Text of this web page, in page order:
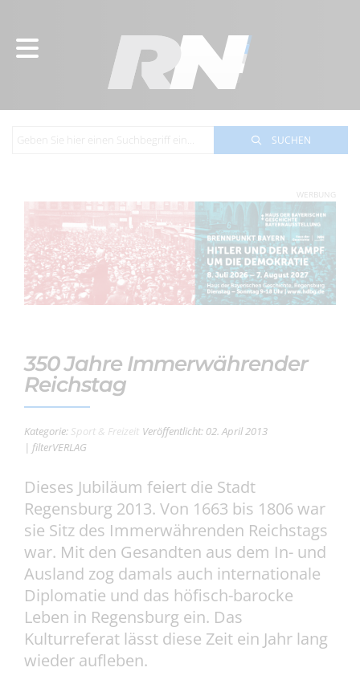
SUCHEN
WERBUNG
350 Jahre Immerwährender
Reichstag
Kategorie: Sport & Freizeit Veröffentlicht: 02. April 2013
| filterVERLAG
Dieses Jubiläum feiert die Stadt
Regensburg 2013. Von 1663 bis 1806 war
sie Sitz des Immerwährenden Reichstags
war. Mit den Gesandten aus dem In- und
Ausland zog damals auch internationale
Diplomatie und das höfisch-barocke
Leben in Regensburg ein. Das
Kulturreferat lässt diese Zeit ein Jahr lang
wieder aufleben.